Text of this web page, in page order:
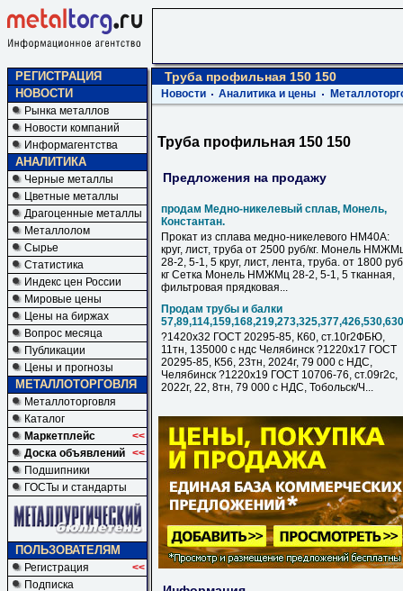
РЕГИСТРАЦИЯ
НОВОСТИ
Рынка металлов
Новости компаний
Информагентства
АНАЛИТИКА
Черные металлы
Цветные металлы
Драгоценные металлы
Металлолом
Сырье
Статистика
Индекс цен России
Мировые цены
Цены на биржах
Вопрос месяца
Публикации
Цены и прогнозы
МЕТАЛЛОТОРГОВЛЯ
Металлоторговля
Каталог
Маркетплейс
<<
Доска объявлений <<
Подшипники
ГОСТы и стандарты
ПОЛЬЗОВАТЕЛЯМ
Регистрация
<<
Подписка
Труба профильная 150 150
Новости Аналитика и цены
Труба профильная 150 150
Предложения на продажу
продам Медно-никелевый сплав, Монель,
Константан.
Прокат из сплава медно-никелевого НМ40А:
круг, лист, труба от 2500 руб/кг. Монель
28-2, 5-1, 5 круг, лист, лента, труба. от 1800
кг Сетка Монель НМЖМц 28-2, 5-1, 5 тканная,
фильтровая прядковая...
Продам трубы и балки
?1420х32 ГОСТ 20295-85, К60, ст.10г2ФБЮ,
11тн, 135000 с ндс Челябинск ?1220х17 ГОСТ
20295-85, К56, 23тн, 2024г, 79 000 с НДC,
Челябинск ?1220х19 ГОСТ 10706-76, ст.09г2с,
2022г, 22, 8тн, 79 000 с НДC, Тобольск/Ч...